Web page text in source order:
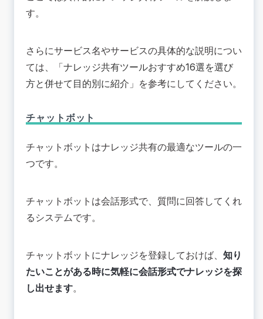
す。
さらにサービス名やサービスの具体的な説明につい
ては、「ナレッジ共有ツールおすすめ16選を選び
方と併せて目的別に紹介 」を参考にしてください。
チャットボット
チャットボットはナレッジ共有の最適なツールの一
つです。
チャットボットは会話形式で、質問に回答してくれ
るシステムです。
チャットボットにナレッジを登録しておけば、 知り
たいことがある時に気軽に会話形式でナレッジを探
し出せます。